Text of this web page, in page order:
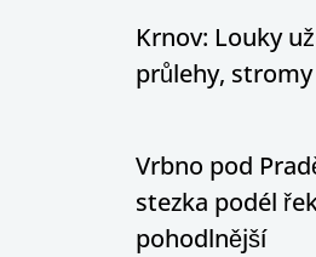
Krnov: Louky
průlehy,
Vrbno pod
stezka podél
pohodlnější